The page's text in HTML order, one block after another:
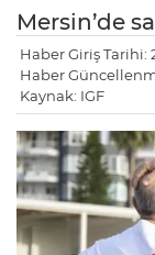
Mersin’de
Haber Giriş Tarihi:
Haber
Kaynak: IGF